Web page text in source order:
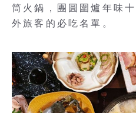
筒火鍋，團圓圍爐年味
外旅客的必吃名單。